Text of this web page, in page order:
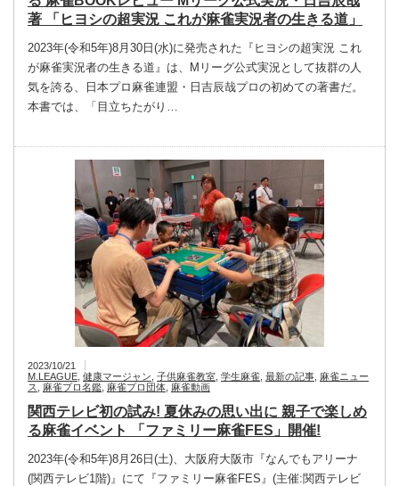
著 「ヒヨシの超実況 これが麻雀実況者の生きる道」
2023年(令和5年)8月30日(水)に発売された『ヒヨシの超実況 これ
が麻雀実況者の生きる道』は、Mリーグ公式実況として抜群の人
気を誇る、日本プロ麻雀連盟・日吉辰哉プロの初めての著書だ。
本書では、「目立ちたがり…
2023/10/21
M.LEAGUE 健康マージャン 子供麻雀教室 学生麻雀 最新の記事 麻雀ニュー
ス
麻雀プロ名鑑 麻雀プロ団体 麻雀動画
関西テレビ初の試み! 夏休みの思い出に 親子で楽しめ
る麻雀イベント 「ファミリー麻雀FES」開催!
2023年(令和5年)8月26日(土)、大阪府大阪市『なんでもアリーナ
(関西テレビ1階)』にて『ファミリー麻雀FES』(主催:関西テレビ